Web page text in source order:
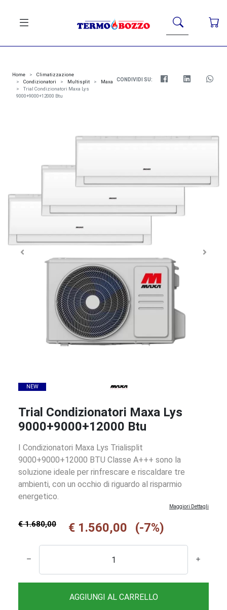
Home
Climatizzazione
Condizionatori
Multisplit
Maxa
Trial Condizionatori Maxa Lys
9000+9000+12000 Btu
CONDIVIDI SU:
NEW
Trial Condizionatori Maxa Lys
9000+9000+12000 Btu
I Condizionatori Maxa Lys Trialisplit
9000+9000+12000 BTU Classe A+++ sono la
soluzione ideale per rinfrescare e riscaldare tre
ambienti, con un occhio di riguardo al risparmio
energetico.
Maggiori Dettagli
€ 1.680,00 € 1.560,00 (-7%)
AGGIUNGI AL CARRELLO